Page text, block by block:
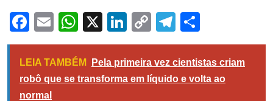
Facebook
EmailWhatsApp
X LinkedIn
Copy
Link
Telegram
LEIA TAMBÉM
Pela primeira vez cientistas criam
robô que se transforma em líquido e volta ao
normal